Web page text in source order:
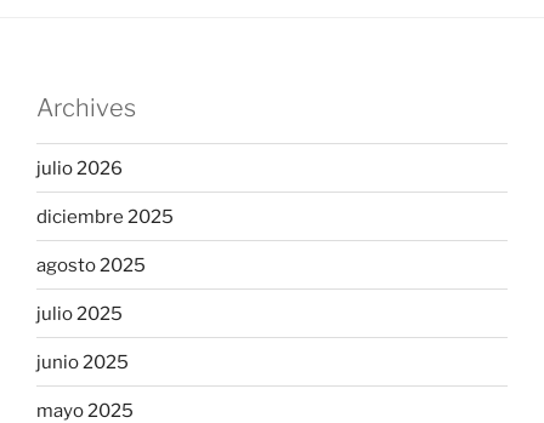
Archives
julio 2026
diciembre 2025
agosto 2025
julio 2025
junio 2025
mayo 2025